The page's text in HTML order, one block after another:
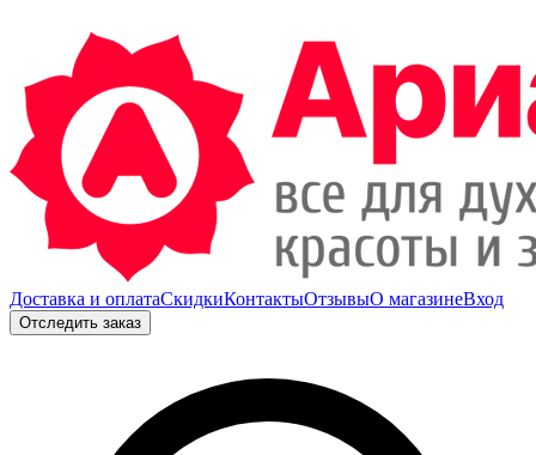
Доставка и оплатаСкидкиКонтактыОтзывыО магазинеВход
Отследить заказ